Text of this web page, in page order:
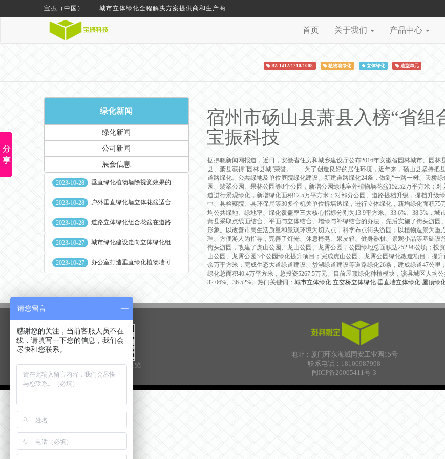
宝振（中国）—— 城市立体绿化全程解决方案提供商和生产商
首页 关于我们 产品中心
BZ-1412/1210/1008 植物墙绿化 立体绿化 造型单元
绿化新闻
绿化新闻
公司新闻
展会信息
2023-10-28 垂直绿化植物墙除视觉效果的作用外其他作用
2023-10-28 户外垂直绿化墙立体花盆适合种什么植物
2023-10-28 道路立体绿化组合花盆在道路绿化中的使用
2023-10-27 城市绿化建设走向立体绿化组合花盆空间
2023-10-27 办公室打造垂直绿化植物墙可缓解员工压力
宿州市砀山县萧县入榜“省组
宝振科技
据拂晓新闻网报道，近日，安徽省住房和城乡建设厅公布2016年安徽省园林城市、园
县、萧县获得“园林县城”荣誉。 为了创造良好的居住环境，近年来，砀山县坚持把
道路绿化、公共绿地及单位庭院绿化建设。新建道路绿化24条，做到“一路一树、天桥
园、翡翠公园、果林公园等8个公园，新增公园绿地室外植物墙花盆152.52万平方米；
道进行景观绿化，新增绿化面积12.5万平方米；对部分公园、道路提档升级，提档升级
中、县检察院、县环保局等30多个机关单位拆墙透绿，进行立体绿化，新增绿化面积
均公共绿地、绿地率、绿化覆盖率三大核心指标分别为13.9平方米、33.6%、38.3%
萧县采取点线面结合、平面与立体结合、增绿与补绿结合的办法，先后实施了街头游
形象。以改善市民生活质量和景观环境为切入点，科学布点街头游园；以植物造景为
理、方便游人为指导，完善了灯光、休息椅凳、果皮箱、健身器材、景观小品等基础
街头游园，改建了虎山公园、龙山公园、龙霄公园，公园绿地总面积达252.98公顷；投
山公园、龙霄公园3个公园绿化提升项目；完成虎山公园、龙霄公园绿化改造项目，提
余万平方米；完成生态大道绿道建设、岱湖绿道建设等道路绿化26条，建成绿道47公
绿化总面积40.4万平方米，总投资5267.5万元。目前屋顶绿化种植模块，该县城区人均
32.06%、36.52%。热门关键词： 城市立体绿化 立交桥立体绿化 垂直墙立体绿化 屋顶绿
扫一扫用手机浏览
地址：厦门环东海域同安工业园15号
联系电话：18106987998
闽ICP备20005411号-3
请您留言
感谢您的关注，当前客服人员不在
线，请填写一下您的信息，我们会
尽快和您联系。